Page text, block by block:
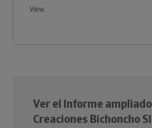
View.
Ver el Informe
Creaciones Bichoncho Sl